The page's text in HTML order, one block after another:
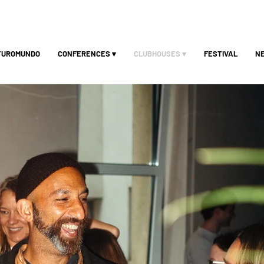
CONFERENCES ▾ CLUBHOUSES ▾ FESTIVAL